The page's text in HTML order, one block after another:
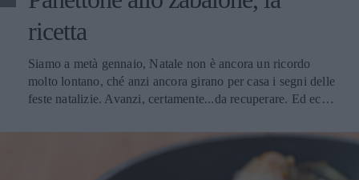
ricetta
Siamo a metà gennaio, Natale non è ancora un ricordo
molto lontano, ché anzi ancora girano per casa i segni delle
feste natalizie. Avanzi, certamente...da recuperare. Ed ecco
dono di un sapore diverso, di un dessert insolito negli altri
periodi dell’anno. Una ricetta per presentare il panettone in
bella veste per il pranzo della domenica e anche, perché